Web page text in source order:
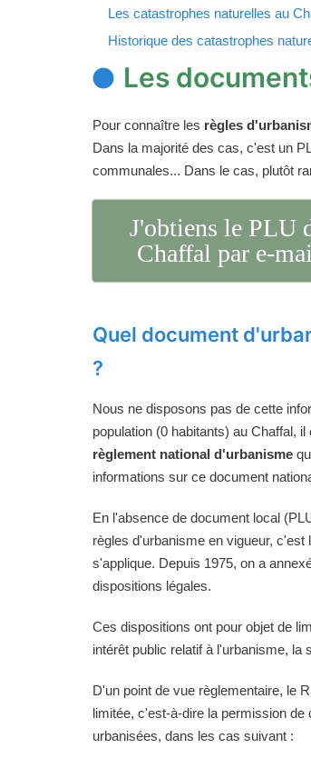
Les catastrophes naturelles au
Historique des catastrophes
Les
Pour connaître les règles
Dans la majorité des cas, c'est un
communales... Dans le cas, plutôt
J'obtiens le PLU
Chaffal par e-
Quel document
?
Nous ne disposons pas de cette
population (0 habitants) au Chaffal,
règlement national d'urbanisme
informations sur ce document
En l'absence de document local
règles d'urbanisme en vigueur,
s'applique. Depuis 1975, on a
dispositions légales.
Ces dispositions ont pour objet de
intérêt public relatif à l'urbanisme, la
D'un point de vue règlementaire, le
limitée, c'est-à-dire la permission
urbanisées, dans les cas suivant :